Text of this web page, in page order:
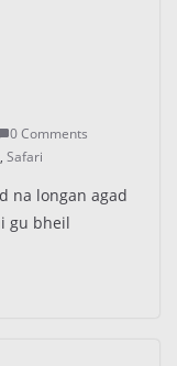
0 Comments
, Safari
na longan agad
gu bheil